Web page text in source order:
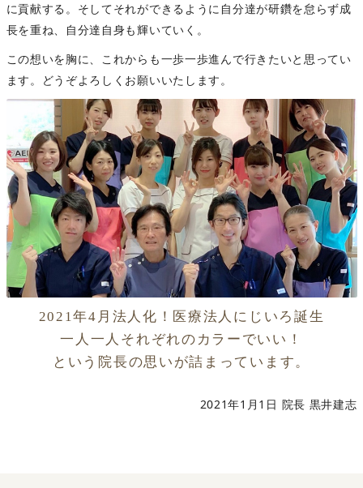
に貢献する。そしてそれができるように自分達が研鑽を怠らず成
長を重ね、自分達自身も輝いていく。
この想いを胸に、これからも一歩一歩進んで行きたいと思ってい
ます。どうぞよろしくお願いいたします。
2021年4月法人化！医療法人にじいろ誕生
一人一人それぞれのカラーでいい！
という院長の思いが詰まっています。
2021年1月1日 院長 黒井建志